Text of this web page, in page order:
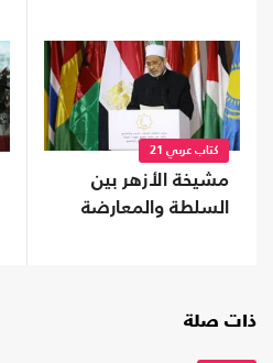
كتاب عربي 21
مشيخة الأزهر بين
السلطة والمعارضة
ذات صلة